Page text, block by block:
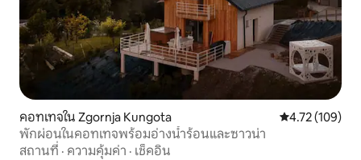
คอทเทจใน Zgornja Kungota คะแนนเฉลี่ย
4.72 (109)
พักผ่อนในคอทเทจพร้อมอ่างน้ำร้อนและซาวน่า
สถานที่ · ความคุ้มค่า · เช็คอิน